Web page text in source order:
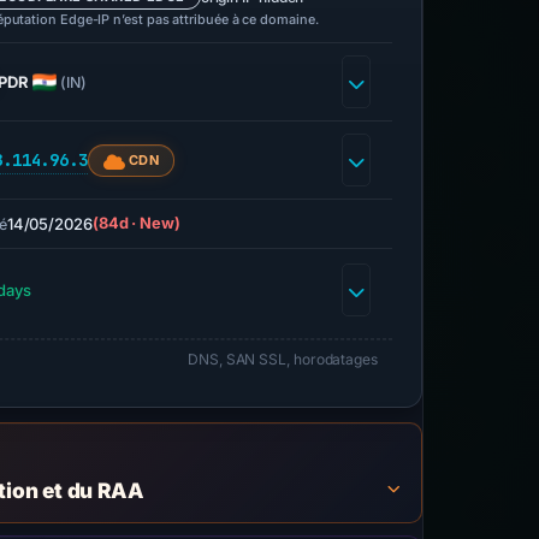
Edge-IP n’est pas attribuée à ce domaine.
(IN)
CDN
14/05/2026(84d · New)
DNS, SAN SSL, horodatages
et du RAA